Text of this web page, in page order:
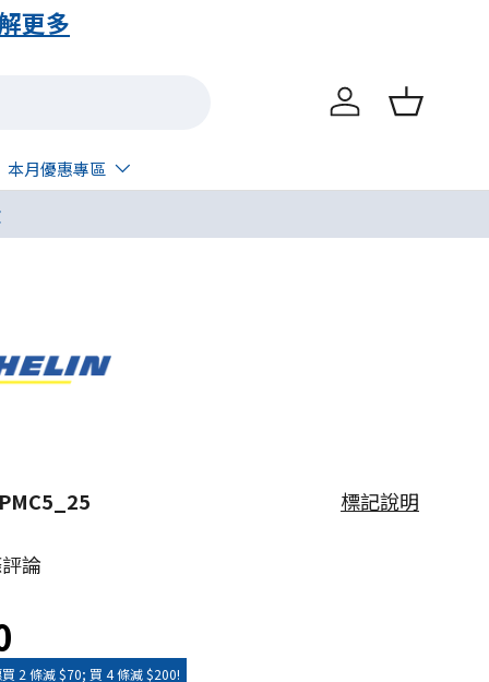
更多
登入 購物籃
本月優惠專區
標記說明
論
2 條減 $70; 買 4 條減 $200!